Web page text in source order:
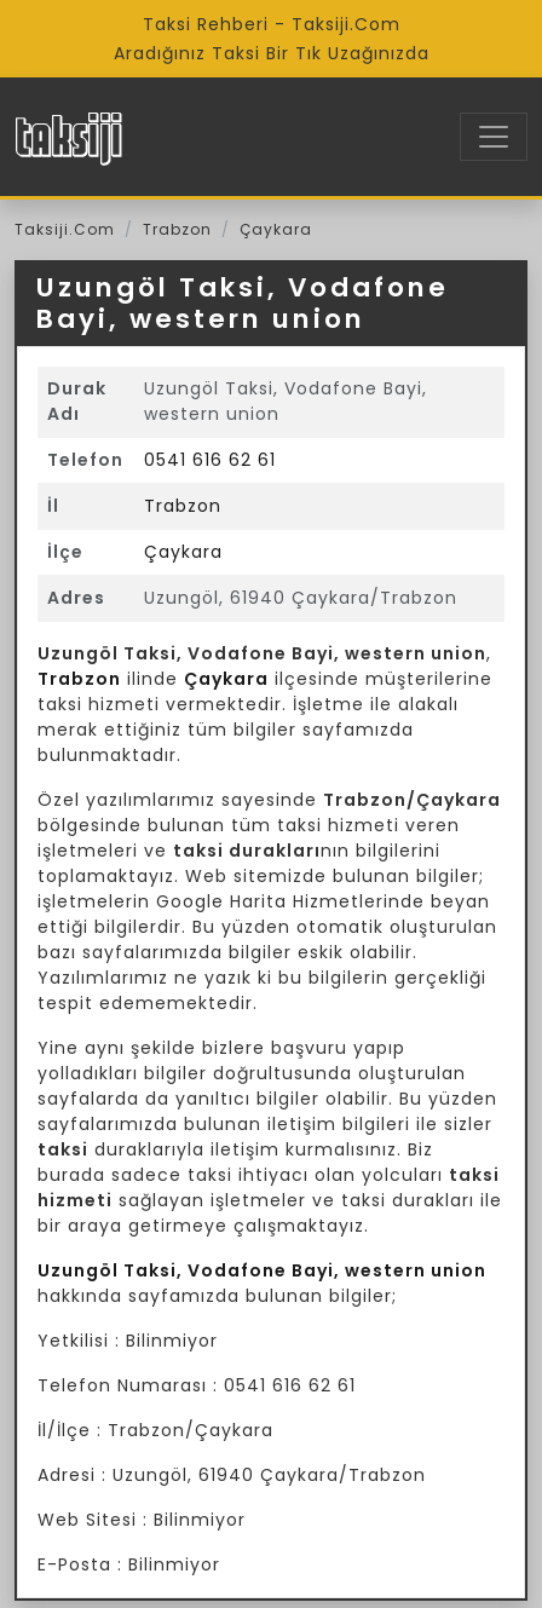
Taksi Rehberi - Taksiji.Com
Aradığınız Taksi Bir Tık Uzağınızda
Taksiji.Com Trabzon Çaykara
Uzungöl Taksi, Vodafone
Bayi, western union
Durak
Adı
Uzungöl Taksi, Vodafone Bayi,
western union
Telefon
0541 616 62 61
İl
Trabzon
İlçe
Çaykara
Adres
Uzungöl, 61940 Çaykara/Trabzon
Uzungöl Taksi, Vodafone Bayi, western union,
Trabzon ilinde Çaykara ilçesinde müşterilerine
taksi hizmeti vermektedir. İşletme ile alakalı
merak ettiğiniz tüm bilgiler sayfamızda
bulunmaktadır.
Özel yazılımlarımız sayesinde Trabzon/Çaykara
bölgesinde bulunan tüm taksi hizmeti veren
işletmeleri ve taksi duraklarının bilgilerini
toplamaktayız. Web sitemizde bulunan bilgiler;
işletmelerin Google Harita Hizmetlerinde beyan
ettiği bilgilerdir. Bu yüzden otomatik oluşturulan
bazı sayfalarımızda bilgiler eskik olabilir.
Yazılımlarımız ne yazık ki bu bilgilerin gerçekliği
tespit edememektedir.
Yine aynı şekilde bizlere başvuru yapıp
yolladıkları bilgiler doğrultusunda oluşturulan
sayfalarda da yanıltıcı bilgiler olabilir. Bu yüzden
sayfalarımızda bulunan iletişim bilgileri ile sizler
taksi duraklarıyla iletişim kurmalısınız. Biz
burada sadece taksi ihtiyacı olan yolcuları taksi
hizmeti sağlayan işletmeler ve taksi durakları ile
bir araya getirmeye çalışmaktayız.
Uzungöl Taksi, Vodafone Bayi, western union
hakkında sayfamızda bulunan bilgiler;
Yetkilisi : Bilinmiyor
Telefon Numarası : 0541 616 62 61
İl/İlçe : Trabzon/Çaykara
Adresi : Uzungöl, 61940 Çaykara/Trabzon
Web Sitesi : Bilinmiyor
E-Posta : Bilinmiyor